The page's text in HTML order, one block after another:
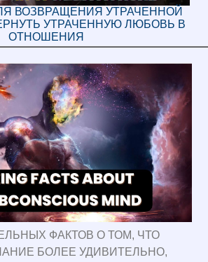
ВОЗВРАЩЕНИЯ УТРАЧЕННОЙ
УТРАЧЕННУЮ ЛЮБОВЬ В
ОТНОШЕНИЯ
ФАКТОВ О ТОМ, ЧТО
БОЛЕЕ УДИВИТЕЛЬНО,